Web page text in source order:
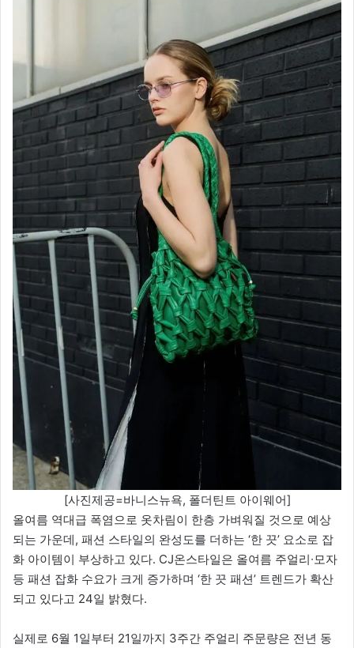
[사진제공=바니스뉴욕, 폴더틴트 아이웨어]
올여름 역대급 폭염으로 옷차림이 한층 가벼워질 것으로 예상
되는 가운데, 패션 스타일의 완성도를 더하는 ‘한 끗’ 요소로 잡
화 아이템이 부상하고 있다. CJ온스타일은 올여름 주얼리∙모자
등 패션 잡화 수요가 크게 증가하며 ‘한 끗 패션’ 트렌드가 확산
되고 있다고 24일 밝혔다.
실제로 6월 1일부터 21일까지 3주간 주얼리 주문량은 전년 동